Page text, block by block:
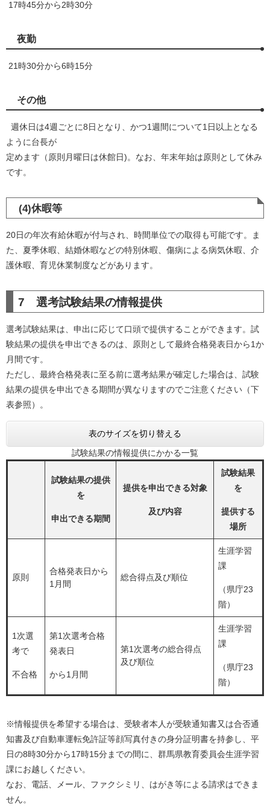
17時45分から2時30分
夜勤
21時30分から6時15分
その他
週休日は4週ごとに8日となり、かつ1週間について1日以上となる
ように台長が
定めます（原則月曜日は休館日)。なお、年末年始は原則として休み
です。​
(4)休暇等
20日の年次有給休暇が付与され、時間単位での取得も可能です。ま
た、夏季休暇、結婚休暇などの特別休暇、傷病による病気休暇、介
護休暇、育児休業制度などがあります。
7 選考試験結果の情報提供
選考試験結果は、申出に応じて口頭で提供することができます。試
験結果の提供を申出できるのは、原則として最終合格発表日から1か
月間です。
ただし、最終合格発表に至る前に選考結果が確定した場合は、試験
結果の提供を申出できる期間が異なりますのでご注意ください（下
表参照）。
表のサイズを切り替える
試験結果の情報提供にかかる一覧
試験結果の提供
を
申出できる期間
提供を申出できる対象
及び内容
試験結果
を
提供する
場所
原則
合格発表日から
1月間
総合得点及び順位
生涯学習
課
（県庁23
階）
1次選
考で
不合格
第1次選考合格
発表日
から1月間
第1次選考の総合得点
及び順位
生涯学習
課
（県庁23
階）
※情報提供を希望する場合は、受験者本人が受験通知書又は合否通
知書及び自動車運転免許証等顔写真付きの身分証明書を持参し、平
日の8時30分から17時15分までの間に、群馬県教育委員会生涯学習
課にお越しください。
なお、電話、メール、ファクシミリ、はがき等による請求はできま
せん。​